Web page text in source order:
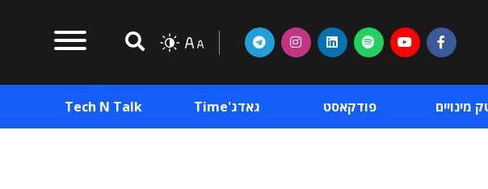
מינויים פודקאסט גאדג'Time Tech N Talk